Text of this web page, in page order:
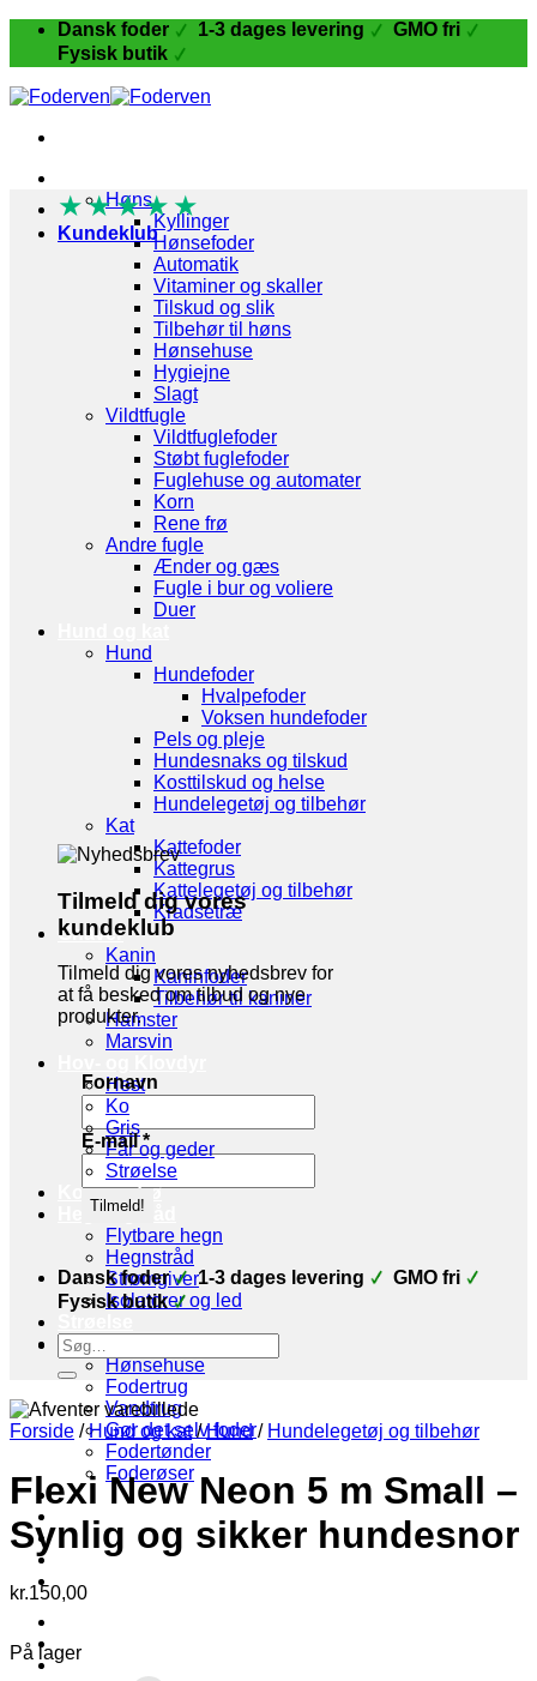
Fortsæt
indhold
Dansk foder 1-3 dages levering
GMO fri
Fysisk butik
Høns
Kyllinger
Hønsefoder
Automatik
Vitaminer og skaller
Tilskud og slik
Tilbehør til høns
Hønsehuse
Hygiejne
Slagt
Vildtfugle
Vildtfuglefoder
Støbt fuglefoder
Fuglehuse og automater
Korn
Rene frø
Andre fugle
Ænder og gæs
Fugle i bur og voliere
Duer
Hund
Hundefoder
Hvalpefoder
Voksen hundefoder
Pels og pleje
Hundesnaks og tilskud
Kosttilskud og helse
Hundelegetøj og tilbehør
Kat
Kattefoder
Kattegrus
Kattelegetøj og tilbehør
Kradsetræ
Gnaver
Kanin
Kaninfoder
Tilbehør til kaniner
Hamster
Marsvin
Hest
Ko
Gris
Får og geder
Strøelse
Korn og frø
Hegn og tråd
Flytbare hegn
Hegnstråd
Strømgiver
Isolatorer og led
Stald udstyr
Hønsehuse
Fodertrug
Vandtrug
Gør det selv foder
Fodertønder
Foderøser
Hygiejne
Skadedyr
Brands
Økologi
Tilbud
Kurv /
★★★★ ★
Kundeklub
Tilmeld dig vores
kundeklub
Tilmeld dig vores nyhedsbrev for
at få besked om tilbud og nye
produkter.
Fornavn
E-mail*
Dansk foder 1-3 dages levering
GMO fri
Fysisk butik
Søg
efter:
Forside / Hund og kat / Hund / Hundelegetøj og tilbehør
Flexi New Neon 5 m Small –
Synlig og sikker hundesnor
kr.150,00
På lager